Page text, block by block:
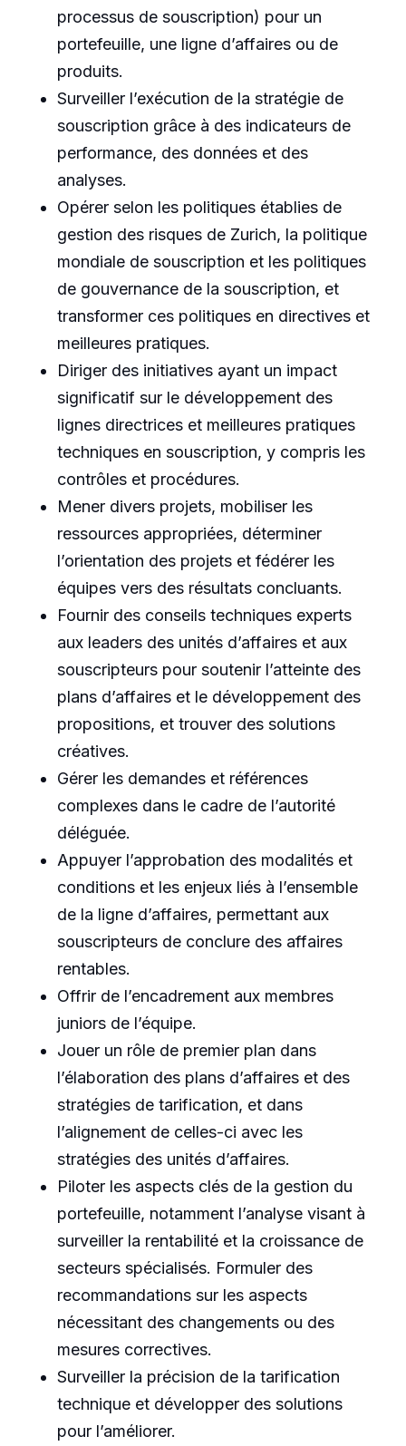
processus de souscription) pour un
portefeuille, une ligne d’affaires ou de
produits.
Surveiller l’exécution de la stratégie de
souscription grâce à des indicateurs de
performance, des données et des
analyses.
Opérer selon les politiques établies de
gestion des risques de Zurich, la politique
mondiale de souscription et les politiques
de gouvernance de la souscription, et
transformer ces politiques en directives et
meilleures pratiques.
Diriger des initiatives ayant un impact
significatif sur le développement des
lignes directrices et meilleures pratiques
techniques en souscription, y compris les
contrôles et procédures.
Mener divers projets, mobiliser les
ressources appropriées, déterminer
l’orientation des projets et fédérer les
équipes vers des résultats concluants.
Fournir des conseils techniques experts
aux leaders des unités d’affaires et aux
souscripteurs pour soutenir l’atteinte des
plans d’affaires et le développement des
propositions, et trouver des solutions
créatives.
Gérer les demandes et références
complexes dans le cadre de l’autorité
déléguée.
Appuyer l’approbation des modalités et
conditions et les enjeux liés à l’ensemble
de la ligne d’affaires, permettant aux
souscripteurs de conclure des affaires
rentables.
Offrir de l’encadrement aux membres
juniors de l’équipe.
Jouer un rôle de premier plan dans
l’élaboration des plans d’affaires et des
stratégies de tarification, et dans
l’alignement de celles-ci avec les
stratégies des unités d’affaires.
Piloter les aspects clés de la gestion du
portefeuille, notamment l’analyse visant à
surveiller la rentabilité et la croissance de
secteurs spécialisés. Formuler des
recommandations sur les aspects
nécessitant des changements ou des
mesures correctives.
Surveiller la précision de la tarification
technique et développer des solutions
pour l’améliorer.